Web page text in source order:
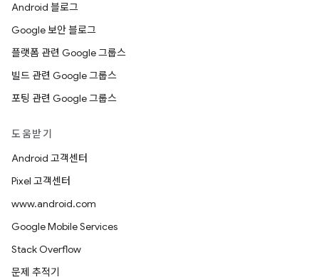
Android 블로그
Google 보안 블로그
플랫폼 관련 Google 그룹스
빌드 관련 Google 그룹스
포팅 관련 Google 그룹스
도움받기
Android 고객센터
Pixel 고객센터
www.android.com
Google Mobile Services
Stack Overflow
문제 추적기